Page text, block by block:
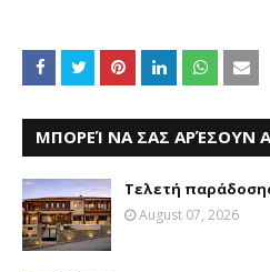
ΜΠΟΡΕΊ ΝΑ ΣΑΣ ΑΡΈΣΟΥΝ
Τελετή
August 07, 2026